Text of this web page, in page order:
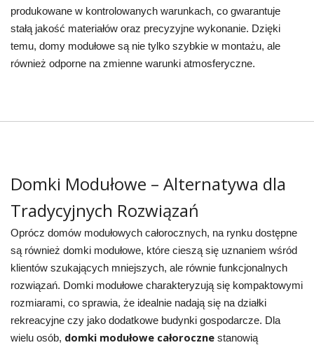
produkowane w kontrolowanych warunkach, co gwarantuje
stałą jakość materiałów oraz precyzyjne wykonanie. Dzięki
temu, domy modułowe są nie tylko szybkie w montażu, ale
również odporne na zmienne warunki atmosferyczne.
Domki Modułowe – Alternatywa dla
Tradycyjnych Rozwiązań
Oprócz domów modułowych całorocznych, na rynku dostępne
są również domki modułowe, które cieszą się uznaniem wśród
klientów szukających mniejszych, ale równie funkcjonalnych
rozwiązań. Domki modułowe charakteryzują się kompaktowymi
rozmiarami, co sprawia, że idealnie nadają się na działki
rekreacyjne czy jako dodatkowe budynki gospodarcze. Dla
wielu osób, domki modułowe całorocznestanowią